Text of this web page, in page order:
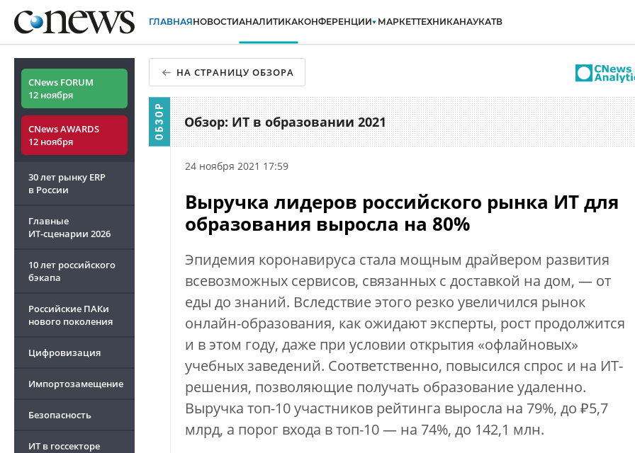
ГЛАВНАЯНОВОСТИАНАЛИТИКАКОНФЕРЕНЦИИ МАРКЕТТЕХНИКАНАУКАТВ
CNews FORUM
12 ноября
CNews AWARDS
12 ноября
30 лет рынку ERP
в России
Главные
ИТ-сценарии 2026
10 лет российского
бэкапа
Российские ПАКи
нового поколения
Цифровизация
Импортозамещение
Безопасность
ИТ в госсекторе
НА СТРАНИЦУ ОБЗОРА
Обзор: ИТ в образовании 2021
24 ноября 2021 17:59
Выручка лидеров российского рынка ИТ для
образования выросла на 80%
Эпидемия коронавируса стала мощным драйвером развития
всевозможных сервисов, связанных с доставкой на дом, — от
еды до знаний. Вследствие этого резко увеличился рынок
онлайн-образования, как ожидают эксперты, рост продолжится
и в этом году, даже при условии открытия «офлайновых»
учебных заведений. Соответственно, повысился спрос и на ИТ-
решения, позволяющие получать образование удаленно.
Выручка топ-10 участников рейтинга выросла на 79%, до ₽5,7
млрд, а порог входа в топ-10 — на 74%, до 142,1 млн.